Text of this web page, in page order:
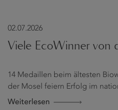
02.07.2026
Viele EcoWinner von
14 Medaillen beim ältesten
der Mosel feiern Erfolg im
Weiterlesen